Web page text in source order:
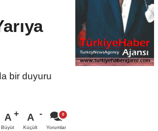
bir duyuru
A
Büyüt
A
Küçült Yorumlar